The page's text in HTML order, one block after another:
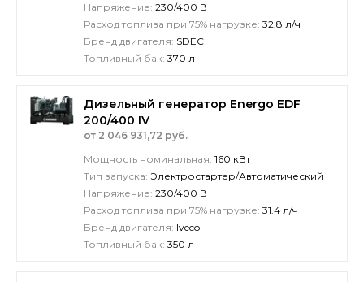
Напряжение: 230/400 В
Расход топлива при 75% нагрузке: 32.8 л/ч
Бренд двигателя: SDEC
Топливный бак: 370 л
Дизельный генератор Energo EDF
200/400 IV
от 2 046 931,72 руб.
Мощность номинальная: 160 кВт
Тип запуска: Электростартер/Автоматический
Напряжение: 230/400 В
Расход топлива при 75% нагрузке: 31.4 л/ч
Бренд двигателя: Iveco
Топливный бак: 350 л